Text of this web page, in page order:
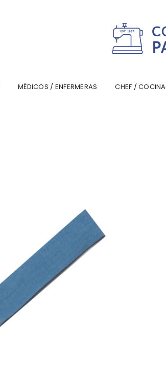
MÉDICOS / ENFERMERAS CHEF / COCINA